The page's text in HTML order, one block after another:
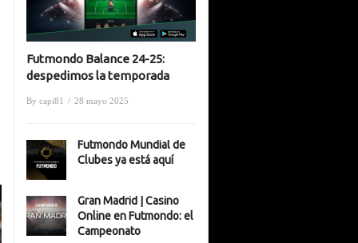
Futmondo Balance 24-25:
despedimos la temporada
By capi81 / 28 mayo 2025
Futmondo Mundial de
Clubes ya está aquí
Gran Madrid | Casino
Online en Futmondo: el
Campeonato